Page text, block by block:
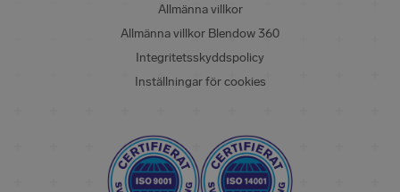
Allmänna villkor
Allmänna villkor Blendow 360
Integritetsskyddspolicy
Inställningar för cookies